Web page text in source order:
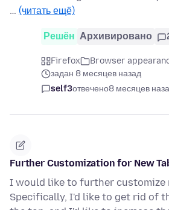
… (читать ещё)
Решён Архивировано
Firefox
Browser
задан 8 месяцев назад
self3отвечено8 месяцев
Further Customization for New
I would like to further customize
Specifically, I'd like to get rid of